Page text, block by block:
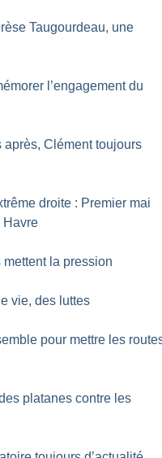
Taugourdeau, une
l’engagement du
après, Clément toujours
droite : Premier mai
Havre
la pression
vie, des luttes
pour mettre les
platanes contre les